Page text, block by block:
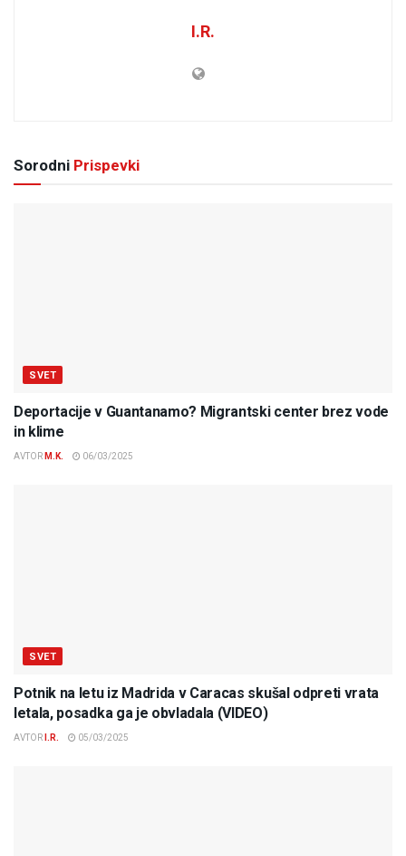
I.R.
Sorodni Prispevki
SVET
Deportacije v Guantanamo? Migrantski center brez vode
in klime
AVTOR M.K. 06/03/2025
SVET
Potnik na letu iz Madrida v Caracas skušal odpreti vrata
letala, posadka ga je obvladala (VIDEO)
AVTOR I.R. 05/03/2025